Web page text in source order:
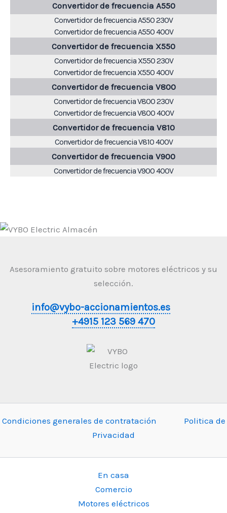
Convertidor de frecuencia A550
Convertidor de frecuencia A550 230V
Convertidor de frecuencia A550 400V
Convertidor de frecuencia X550
Convertidor de frecuencia X550 230V
Convertidor de frecuencia X550 400V
Convertidor de frecuencia V800
Convertidor de frecuencia V800 230V
Convertidor de frecuencia V800 400V
Convertidor de frecuencia V810
Convertidor de frecuencia V810 400V
Convertidor de frecuencia V900
Convertidor de frecuencia V900 400V
Asesoramiento gratuito sobre motores eléctricos y su
selección.
info@vybo-accionamientos.es
+4915 123 569 470
Condiciones generales de contratación
Politica de
Privacidad
En casa
Comercio
Motores eléctricos